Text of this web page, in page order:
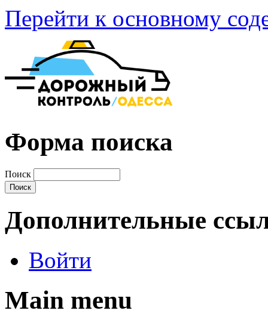
Перейти к основному
Форма поиска
Поиск
Дополнительные
Войти
Main menu